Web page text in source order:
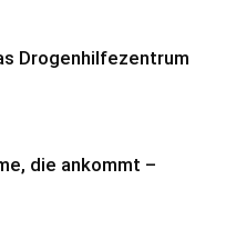
Drogenhilfezentrum
die ankommt –